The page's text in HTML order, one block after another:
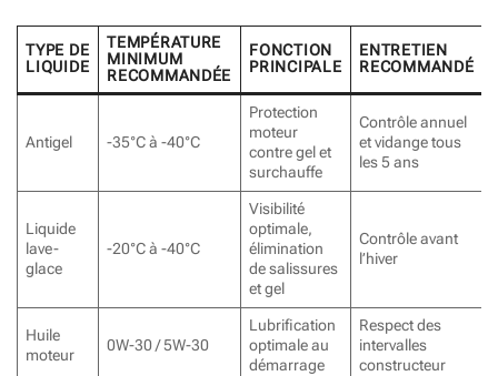
TYPE DE
LIQUIDE
TEMPÉRATURE
MINIMUM
RECOMMANDÉE
FONCTION
PRINCIPALE
ENTRETIEN
RECOMMANDÉ
Antigel -35°C à -40°C
Protection
moteur
contre gel et
surchauffe
Contrôle annuel
et vidange tous
les 5 ans
Liquide
lave-
glace
-20°C à -40°C
Visibilité
optimale,
élimination
de salissures
et gel
Contrôle avant
l’hiver
Huile
moteur
0W-30 / 5W-30
Lubrification
optimale au
démarrage
Respect des
intervalles
constructeur